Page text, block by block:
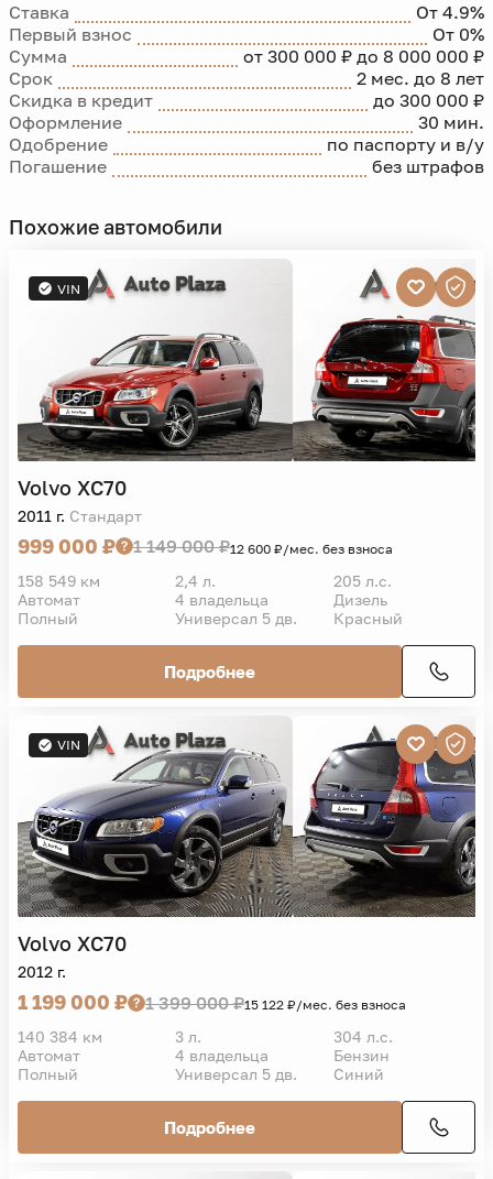
Ставка
От 4.9%
Первый взнос
От 0%
Сумма
от 300 000 ₽ до 8 000 000 ₽
Срок
2 мес. до 8 лет
Скидка в кредит
до 300 000 ₽
Оформление
30 мин.
Одобрение
по паспорту и в/у
Погашение
без штрафов
Похожие автомобили
VIN
Volvo XC70
2011 г. Стандарт
999 000 ₽ 1 149 000 ₽12 600 ₽/мес. без взноса
158 549 км 2,4 л.
205 л.с.
Автомат
4 владельца
Дизель
Полный
Универсал 5 дв. Красный
Подробнее
VIN
Volvo XC70
2012 г.
1 199 000 ₽ 1 399 000 ₽15 122 ₽/мес. без взноса
140 384 км 3 л.
304 л.с.
Автомат
4 владельца
Бензин
Полный
Универсал 5 дв. Синий
Подробнее